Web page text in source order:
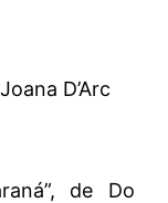
D’Arc
de Do